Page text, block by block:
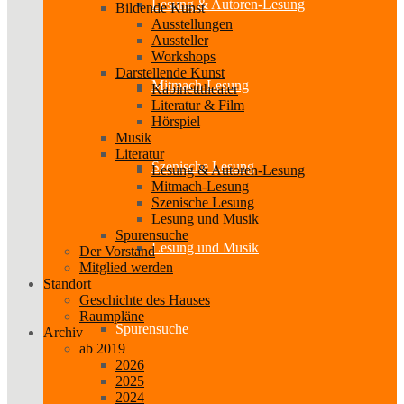
Lesung & Autoren-Lesung
Mitmach-Lesung
Szenische Lesung
Lesung und Musik
Spurensuche
Bildende Kunst
Ausstellungen
Aussteller
Workshops
Darstellende Kunst
Kabinetttheater
Literatur & Film
Hörspiel
Musik
Literatur
Lesung & Autoren-Lesung
Mitmach-Lesung
Szenische Lesung
Lesung und Musik
Spurensuche
Der Vorstand
Mitglied werden
Standort
Geschichte des Hauses
Raumpläne
Archiv
ab 2019
2026
2025
2024